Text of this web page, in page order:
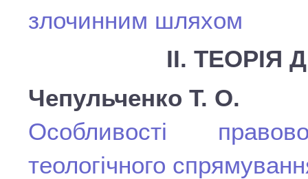
злочинним шляхом
ІІ.
Чепульченко Т. О.
Особливості
теологічного